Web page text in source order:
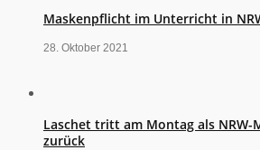
Maskenpflicht im Unterricht in
28. Oktober 2021
Laschet tritt am Montag als
zurück